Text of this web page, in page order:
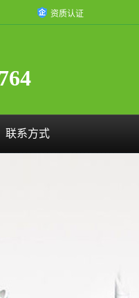
资质认证
联系方式